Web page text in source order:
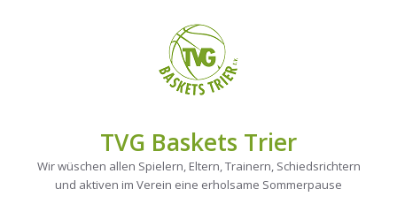
TVG Baskets Trier
Wir wüschen allen Spielern, Eltern, Trainern, Schiedsrichtern
und aktiven im Verein eine erholsame Sommerpause